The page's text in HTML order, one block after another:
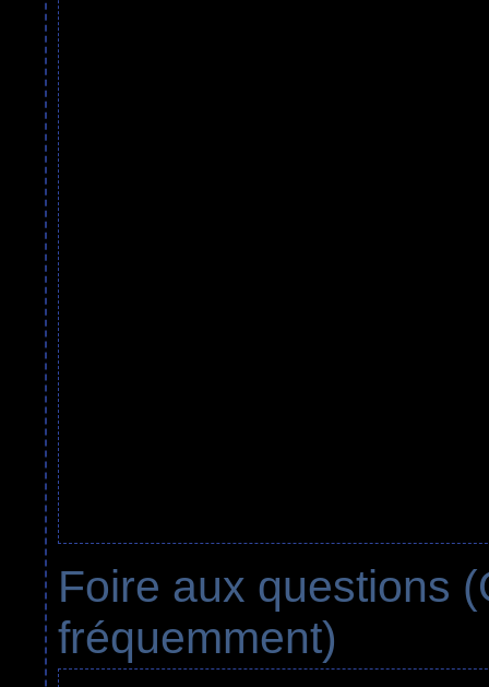
Foire aux questions
fréquemment)